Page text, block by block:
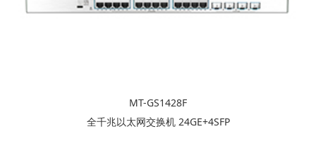
MT-GS1428F
全千兆以太网交换机 24GE+4SFP